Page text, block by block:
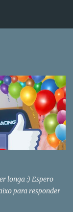
longa :) Espero
para responder